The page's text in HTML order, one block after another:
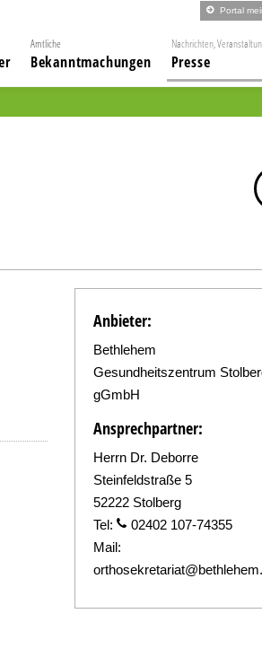
Portal
Amtliche
Bekanntmachungen
Nachrichten,
Presse
Anbieter:
Bethlehem
Gesundheitszentrum
gGmbH
Ansprechpartner:
Herrn Dr. Deborre
Steinfeldstraße 5
52222 Stolberg
Tel:
02402 107-74355
Mail: